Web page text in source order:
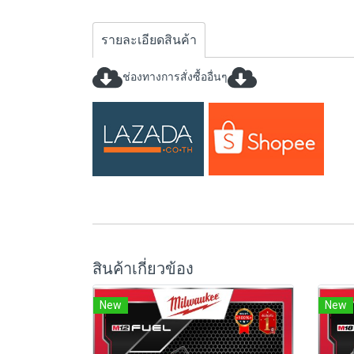
รายละเอียดสินค้า
ช่องทางการสั่งซื้ออื่นๆ
สินค้าเกี่ยวข้อง
New New